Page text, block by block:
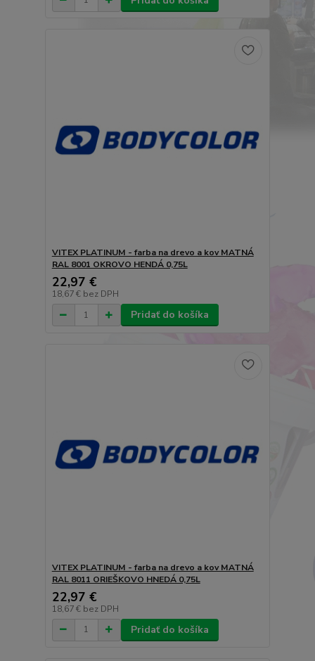
VITEX PLATINUM - farba na drevo a kov MATNÁ
RAL 8001 OKROVO HENDÁ 0,75L
22,97 €
18,67 € bez DPH
Pridať do košíka
VITEX PLATINUM - farba na drevo a kov MATNÁ
RAL 8011 ORIEŠKOVO HNEDÁ 0,75L
22,97 €
18,67 € bez DPH
Pridať do košíka